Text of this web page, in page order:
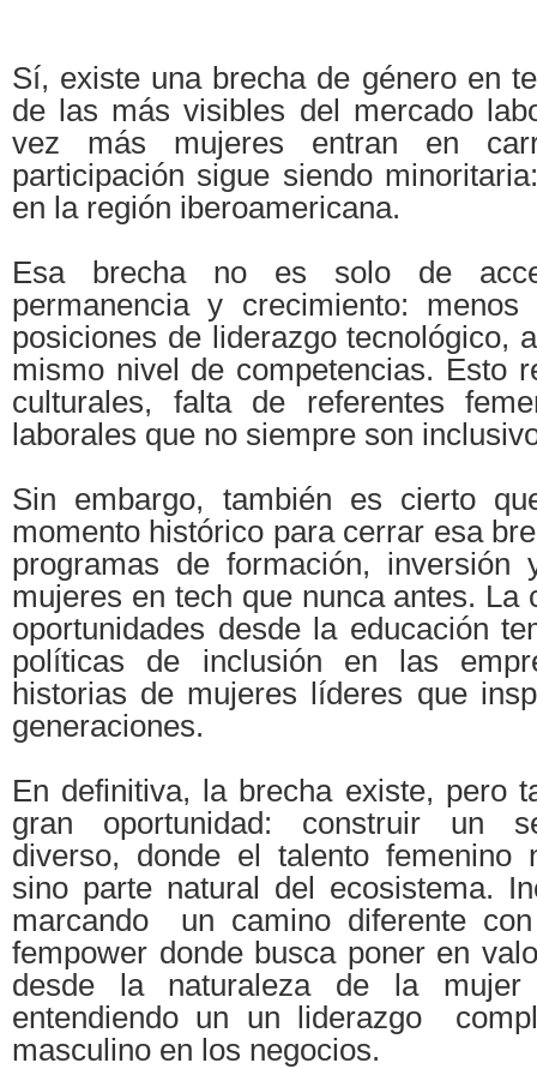
Sí, existe una brecha de género en
de las más visibles del mercado
vez más mujeres entran en
participación sigue siendo
en la región iberoamericana.
Esa brecha no es solo de
permanencia y crecimiento:
posiciones de liderazgo tecnológico,
mismo nivel de competencias. Esto
culturales, falta de referentes
laborales que no siempre son
Sin embargo, también es cierto
momento histórico para cerrar esa
programas de formación, inversión
mujeres en tech que nunca antes. La
oportunidades desde la educación
políticas de inclusión en las
historias de mujeres líderes que
generaciones.
En definitiva, la brecha existe, pero
gran oportunidad: construir un
diverso, donde el talento femenino
sino parte natural del ecosistema.
marcando un camino diferente
fempower donde busca poner en
desde la naturaleza de la mujer
entendiendo un un liderazgo
masculino en los negocios.